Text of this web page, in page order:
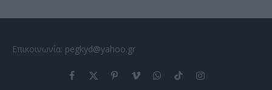
Επικοινωνία: pegkyd@yahoo.gr
Facebook
X
PinterestVimeoWhatsApp
TikTokInstagram